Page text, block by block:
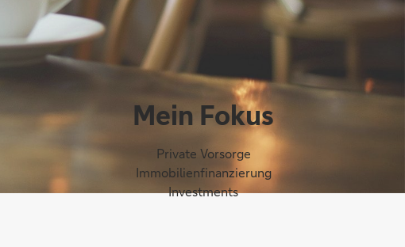
Mein Fokus
Private Vorsorge
Immobilienfinanzierung
Investments